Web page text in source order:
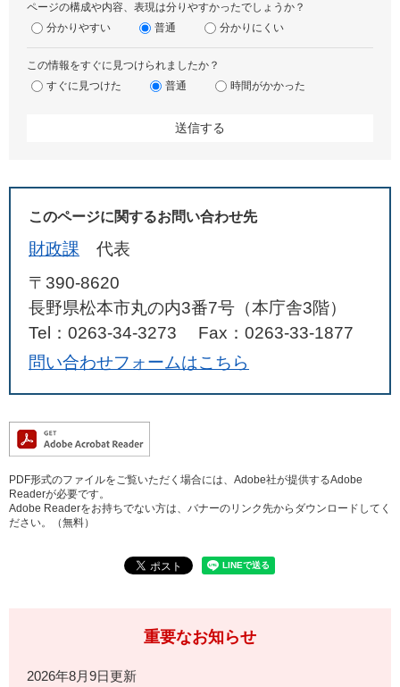
ページの構成や内容、表現は分りやすかったでしょうか？
分かりやすい
普通 分かりにくい
この情報をすぐに見つけられましたか？
すぐに見つけた
普通 時間がかかった
このページに関するお問い合わせ先
財政課
代表
〒390-8620
長野県松本市丸の内3番7号（本庁舎3階）
Tel：0263-34-3273
Fax：0263-33-1877
問い合わせフォームはこちら
PDF形式のファイルをご覧いただく場合には、Adobe社が提供するAdobe
Readerが必要です。
Adobe Readerをお持ちでない方は、バナーのリンク先からダウンロードしてく
ださい。（無料）
重要なお知らせ
2026年8月9日更新